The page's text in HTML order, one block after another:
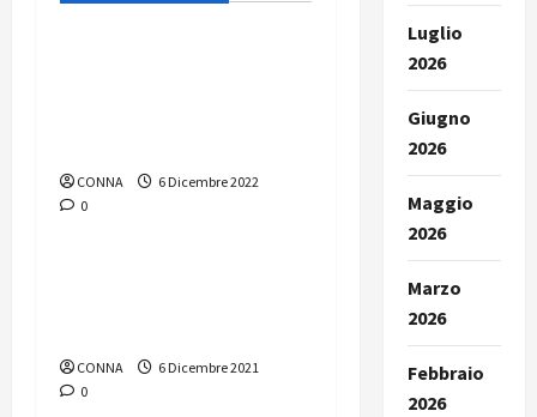
CONNA
6 Dicembre 2022
0
CONNA
6 Dicembre 2021
0
Luglio
2026
Giugno
2026
Maggio
2026
Marzo
2026
Febbraio
2026